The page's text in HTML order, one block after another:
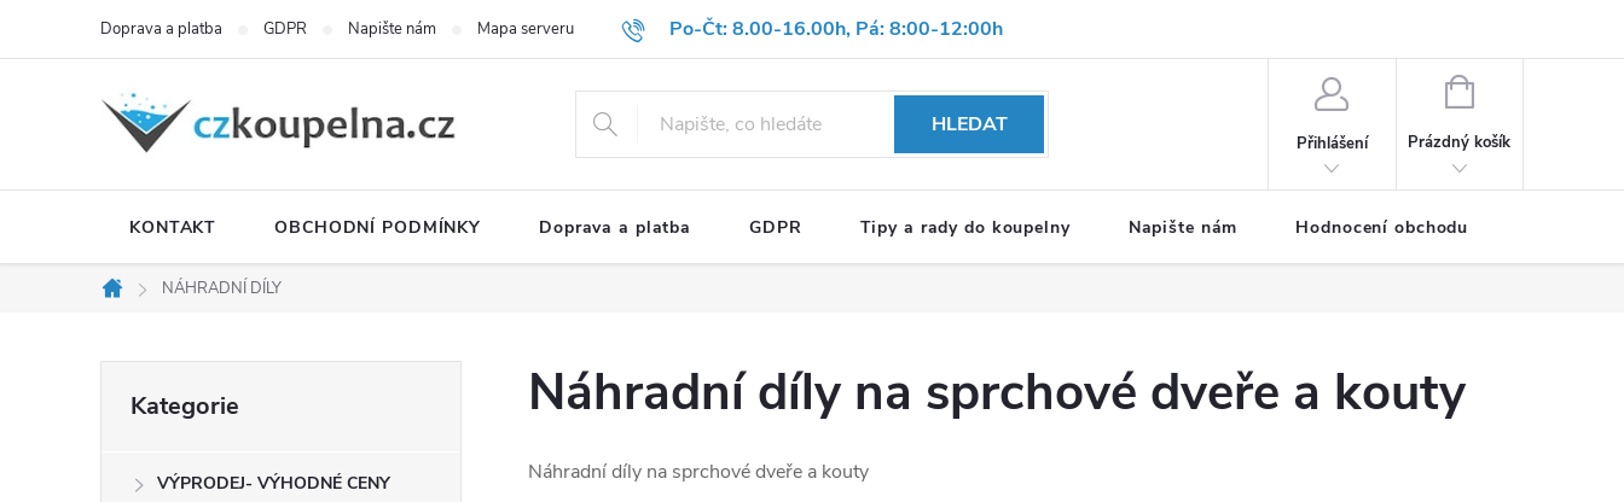
Po-Čt: 8.00-16.00h, Pá: 8:00-12:00h
Doprava a platba GDPR Napište nám Mapa serveru Hodnocení obchodu Reklamační formulář OBCHODNÍ PODMÍNKY
HLEDAT
Přihlášení
NÁKUPNÍ
Prázdný košík
KONTAKT OBCHODNÍ PODMÍNKY Doprava a platba GDPR Tipy a rady do koupelny Napište nám Hodnocení obchodu
Domů
NÁHRADNÍ DÍLY
kategorie
Kategorie
VÝPRODEJ- VÝHODNÉ CENY
Náhradní díly na sprchové dveře a kouty
Náhradní díly na sprchové dveře a kouty